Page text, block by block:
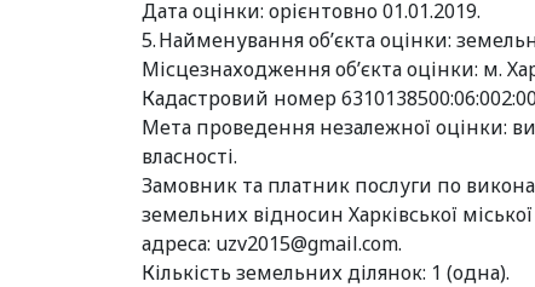
Дата оцінки: орієнтовно 01.01.2019.
5. Найменування об’єкта оцінки:
Місцезнаходження об’єкта оцінки: м.
Кадастровий номер
Мета проведення незалежної оцінки:
власності.
Замовник та платник послуги по
земельних відносин Харківської
адреса: uzv2015@gmail.com.
Кількість земельних ділянок: 1 (одна).